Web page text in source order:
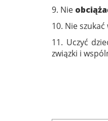
9. Nie
10. Nie
11. Uczyć
związki i